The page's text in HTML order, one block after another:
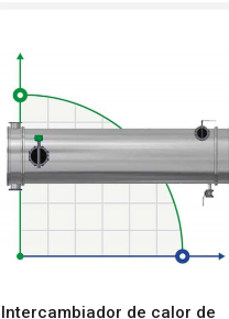
Intercambiador de calor de